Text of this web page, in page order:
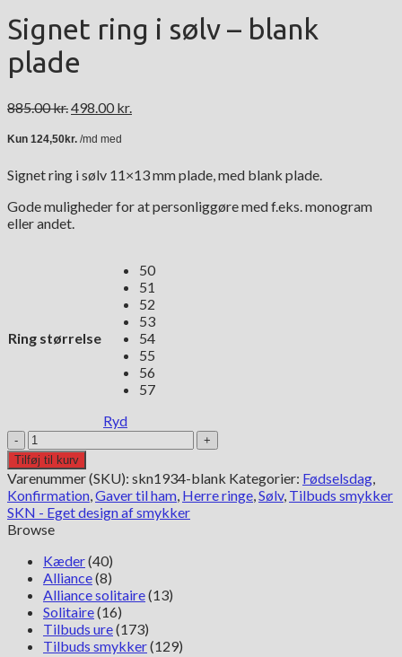
Signet ring i sølv – blank
plade
885.00kr.Den
pris
885.00 kr..
498.00 kr.
498.00 kr..
Signet ring i sølv 11×13 mm plade, med blank plade.
Gode muligheder for at personliggøre med f.eks. monogram
eller andet.
Ring størrelse
50
51
52
53
54
55
56
57
Ryd
Signet
ring
i
sølv
-
blank
plade
antal
Tilføj til kurv
Varenummer (SKU): skn1934-blank Kategorier: Fødselsdag,
Konfirmation,Gaver til ham, Herre ringe,Sølv, Tilbuds smykker
SKN - Eget design af smykker
Browse
Kæder(40)
Alliance(8)
Alliance solitaire(13)
Solitaire(16)
Tilbuds ure(173)
Tilbuds smykker(129)